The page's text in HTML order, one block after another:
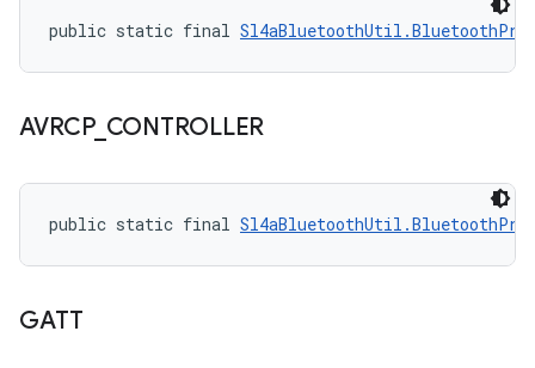
public static final
AVRCP_ CONTROLLER
public static final
GATT